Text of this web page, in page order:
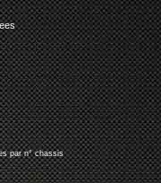
par n° chassis